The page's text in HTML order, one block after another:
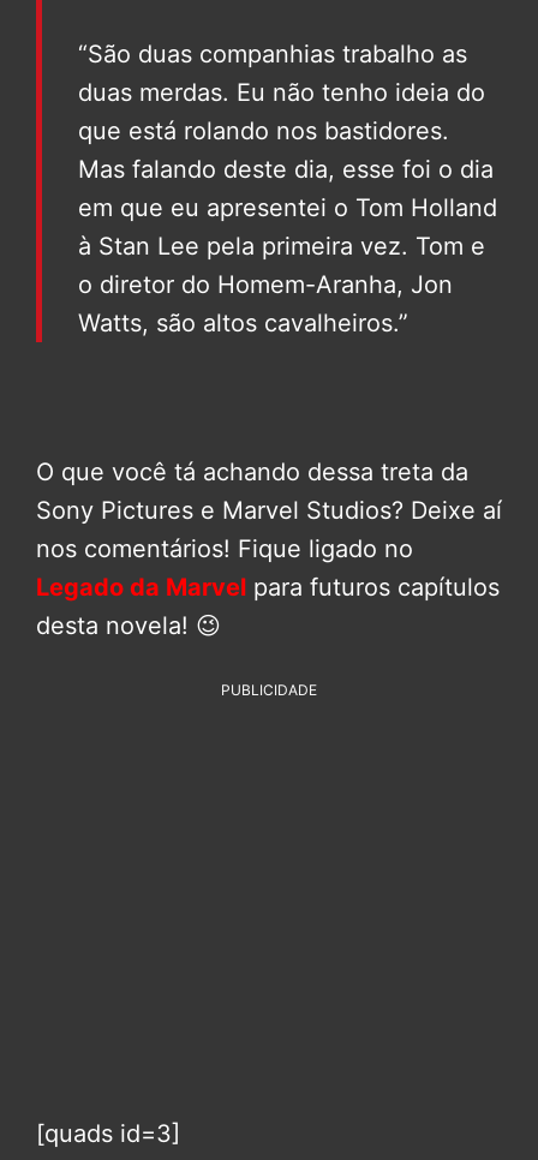
“São duas companhias trabalho as
duas merdas. Eu não tenho ideia do
que está rolando nos bastidores.
Mas falando deste dia, esse foi o dia
em que eu apresentei o Tom Holland
à Stan Lee pela primeira vez. Tom e
o diretor do Homem-Aranha, Jon
Watts, são altos cavalheiros.”
O que você tá achando dessa treta da
Sony Pictures e Marvel Studios? Deixe aí
nos comentários! Fique ligado no
Legado da Marvel para futuros capítulos
desta novela! 😉
PUBLICIDADE
[quads id=3]